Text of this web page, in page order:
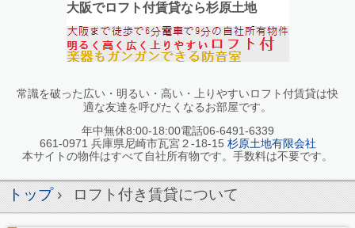
大阪でロフト付賃貸なら杉原土地
常識を破った広い・明るい・高い・上りやすいロフト付賃貸は快
適な友達を呼びたくなるお部屋です。
年中無休8:00-18:00電話06-6491-6339
661-0971 兵庫県尼崎市瓦宮２-18-15 杉原土地有限会社
本サイトの物件はすべて自社所有物です。手数料は不要です。
トップ› ロフト付き賃貸について